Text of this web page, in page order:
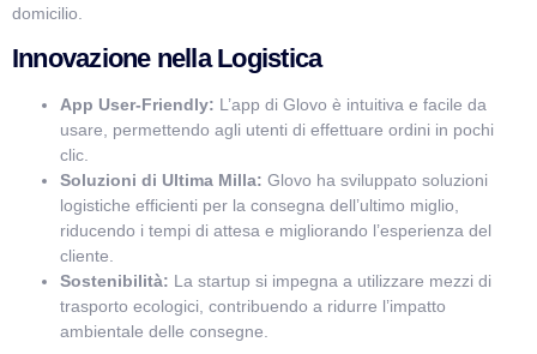
domicilio.
Innovazione nella Logistica
App User-Friendly: L’app di Glovo è intuitiva e facile da
usare, permettendo agli utenti di effettuare ordini in pochi
clic.
Soluzioni di Ultima Milla: Glovo ha sviluppato soluzioni
logistiche efficienti per la consegna dell’ultimo miglio,
riducendo i tempi di attesa e migliorando l’esperienza del
cliente.
Sostenibilità: La startup si impegna a utilizzare mezzi di
trasporto ecologici, contribuendo a ridurre l’impatto
ambientale delle consegne.